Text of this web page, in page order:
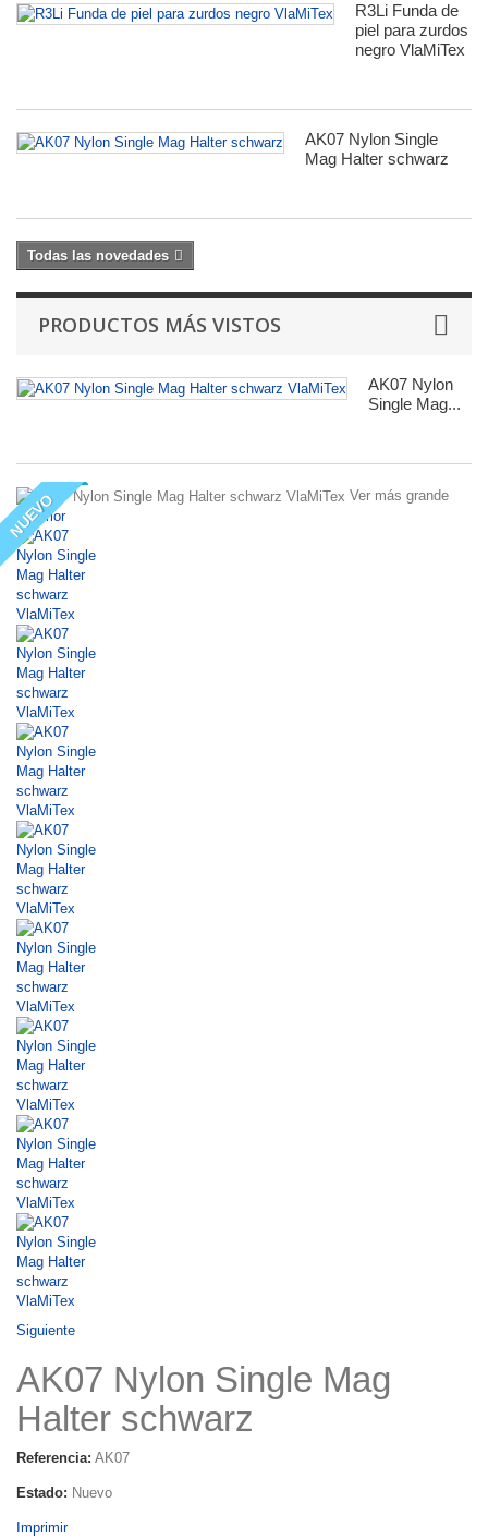
R3Li Funda de
piel para zurdos
negro VlaMiTex
AK07 Nylon Single
Mag Halter schwarz
Todas las novedades
PRODUCTOS MÁS VISTOS
AK07 Nylon
Single Mag...
NUEVO
Ver más grande
Anterior
Siguiente
AK07 Nylon Single Mag
Halter schwarz
Referencia: AK07
Estado: Nuevo
Imprimir